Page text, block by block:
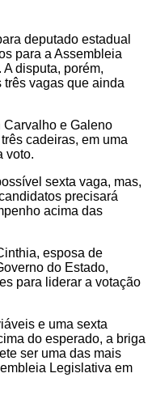
deputado estadual
para a Assembleia
disputa, porém,
três vagas que ainda
Carvalho e Galeno
cadeiras, em uma
voto.
sexta vaga, mas,
precisará
acima das
esposa de
do Estado,
para liderar a votação
e uma sexta
do esperado, a briga
ser uma das mais
Legislativa em